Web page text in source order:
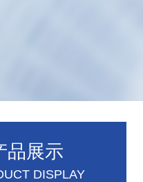
品展示
DISPLAY